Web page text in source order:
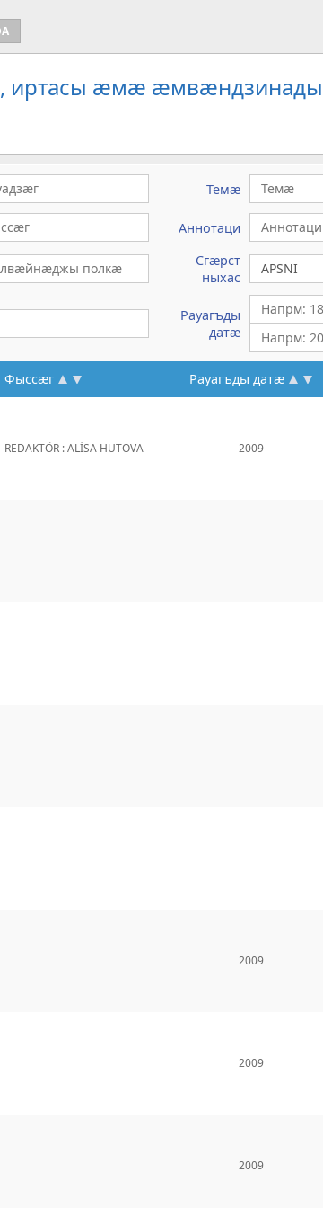
иртасы æмæ æмвæндзинады
Темæ
Аннотаци
Сгæрст
ныхас
Рауагъды
датæ
Фыссæг Рауагъды датæ
REDAKTÖR : ALİSA HUTOVA 2009
2009
2009
2009